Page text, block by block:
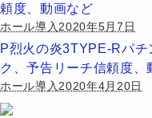
頼度、動画など
ホール導入2020年5月7日
P烈火の炎3TYPE-Rパ
ク、予告リーチ信頼度、
ホール導入2020年4月20日